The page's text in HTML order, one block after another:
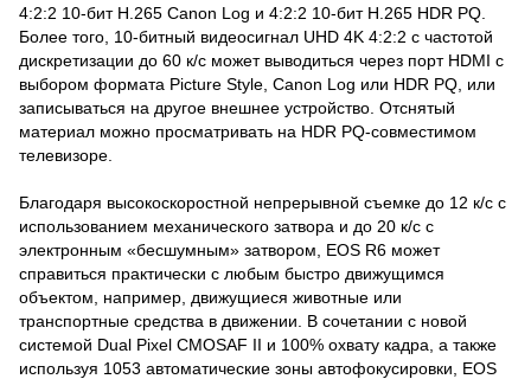
4:2:2 10-бит H.265 Canon Log и 4:2:2 10-бит H.265 HDR PQ.
Более того, 10-битный видеосигнал UHD 4K 4:2:2 с частотой
дискретизации до 60 к/с может выводиться через порт HDMI с
выбором формата Picture Style, Canon Log или HDR PQ, или
записываться на другое внешнее устройство. Отснятый
материал можно просматривать на HDR PQ-совместимом
телевизоре.
Благодаря высокоскоростной непрерывной съемке до 12 к/с с
использованием механического затвора и до 20 к/с с
электронным «бесшумным» затвором, EOS R6 может
справиться практически с любым быстро движущимся
объектом, например, движущиеся животные или
транспортные средства в движении. В сочетании с новой
системой Dual Pixel CMOSAF II и 100% охвату кадра, а также
используя 1053 автоматические зоны автофокусировки, EOS